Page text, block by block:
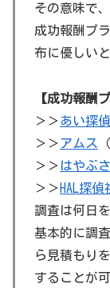
その意味で、
成功報酬プ
布に優しい
【成功報酬
＞＞あい探偵
＞＞アムス
＞＞ はやぶ
＞＞ HAL探偵
調査は何日
基本的に調
ら見積もり
することが